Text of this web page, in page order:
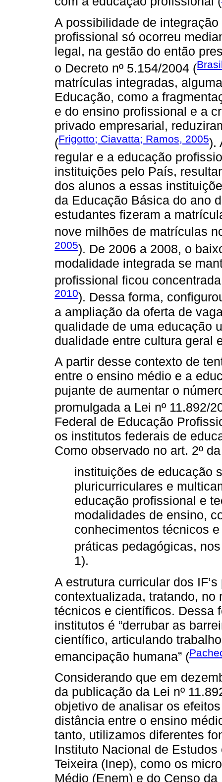
A possibilidade de
profissional só ocorreu
legal, na gestão do então
o Decreto nº 5.154/2004 (
matrículas integradas,
Educação, como a
e do ensino profissional e a
privado empresarial,
(Frigotto; Ciavatta; Ramos, 2005).
regular e a educação
instituições pelo País,
dos alunos a essas
da Educação Básica do ano
estudantes fizeram a
nove milhões de matrículas
2005). De 2006 a 2008, o
modalidade integrada se
profissional ficou
2010). Dessa forma,
a ampliação da oferta de
qualidade de uma educação
dualidade entre cultura geral
A partir desse contexto de
entre o ensino médio e a
pujante de aumentar o
promulgada a Lei nº 11.892/
Federal de Educação
os institutos federais de
Como observado no art. 2º
instituições de educação
pluricurriculares e
educação profissional e
modalidades de ensino,
conhecimentos técnicos
práticas pedagógicas,
1).
A estrutura curricular dos
contextualizada, tratando, no
técnicos e científicos. Dessa
institutos é “derrubar as
científico, articulando
emancipação humana” (
Considerando que em
da publicação da Lei nº
objetivo de analisar os
distância entre o ensino
tanto, utilizamos diferentes
Instituto Nacional de
Teixeira (Inep), como os
Médio (Enem) e do Censo